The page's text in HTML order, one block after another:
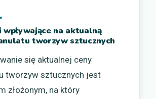
wpływające na aktualną
tworzyw sztucznych
się aktualnej ceny
tworzyw sztucznych jest
złożonym, na który